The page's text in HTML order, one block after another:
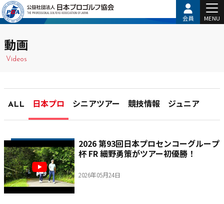
会員 MENU
動画
Videos
ALL 日本プロ シニアツアー 競技情報 ジュニア
2026 第93回日本プロセンコーグループ
杯 FR 細野勇策がツアー初優勝！
2026年05月24日